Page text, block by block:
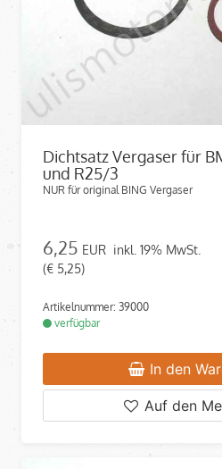
Dichtsatz Vergaser für
und R25/3
NUR für original BING Vergaser
6,25 EUR inkl. 19% MwSt.
(€ 5,25)
Artikelnummer: 39000
verfügbar
In den
Auf den